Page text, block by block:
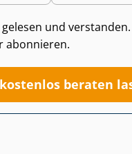
gelesen und verstanden.
abonnieren.
beraten